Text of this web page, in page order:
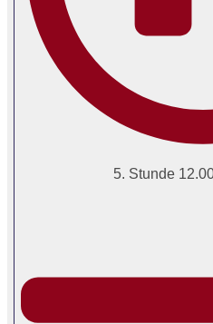
5. Stunde